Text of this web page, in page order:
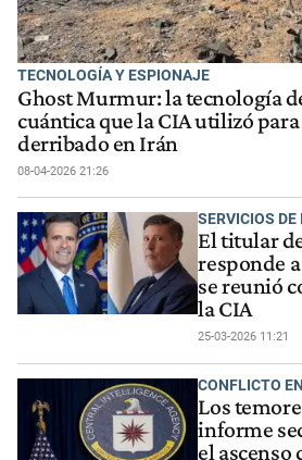
TECNOLOGÍA Y ESPIONAJE
Ghost Murmur: la tecnología
cuántica que la CIA utilizó
derribado en Irán
08-04-2026 21:26
SERVICIOS
El titular
responde
se reunió
la CIA
25-03-2026 11:21
CONFLICTO
Los
informe
el ascenso